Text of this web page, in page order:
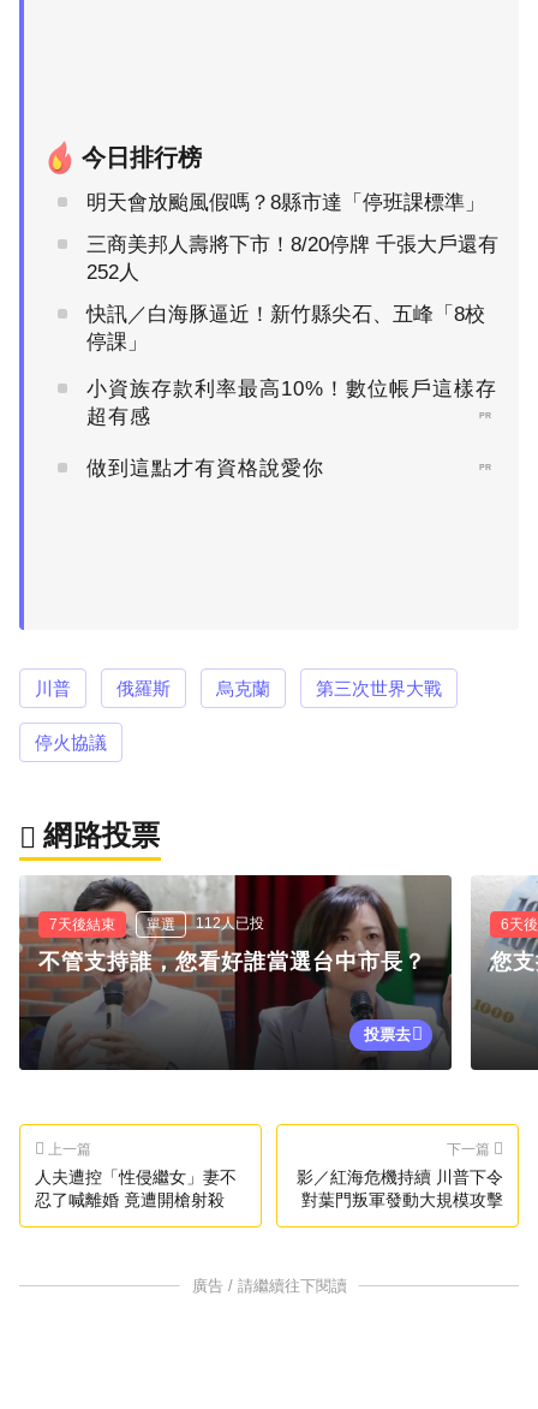
今日排行榜
明天會放颱風假嗎？8縣市達「停班課標準」
三商美邦人壽將下市！8/20停牌 千張大戶還有
252人
快訊／白海豚逼近！新竹縣尖石、五峰「8校
停課」
小資族存款利率最高10%！數位帳戶這樣存
超有感
PR
做到這點才有資格說愛你 PR
川普 俄羅斯 烏克蘭 第三次世界大戰
停火協議
網路投票
7天後結束 單選 112人已投
不管支持誰，您看好誰當選台中市長？
投票去
6天
您
上一篇
人夫遭控「性侵繼女」妻不
忍了喊離婚 竟遭開槍射殺
下一篇
影／紅海危機持續 川普下令
對葉門叛軍發動大規模攻擊
廣告 / 請繼續往下閱讀